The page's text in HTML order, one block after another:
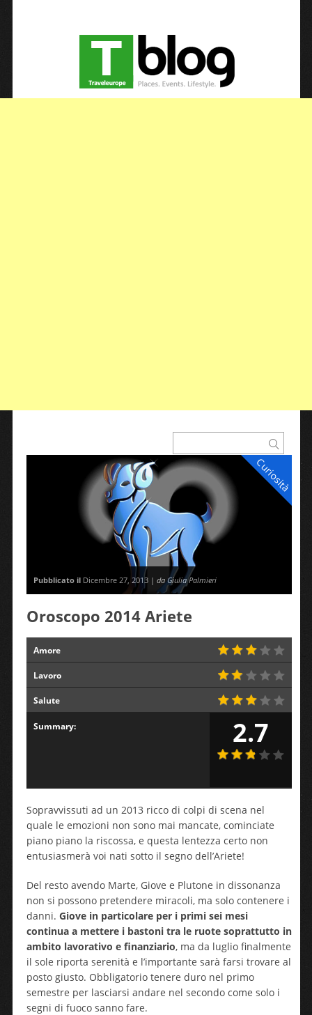
Curiosità
Pubblicato ilDicembre 27, 2013 | da Giulia Palmieri
Oroscopo 2014 Ariete
Amore
Lavoro
Salute
Summary: 2.7
Sopravvissuti ad un 2013 ricco di colpi di scena nel
quale le emozioni non sono mai mancate, cominciate
piano piano la riscossa, e questa lentezza certo non
entusiasmerà voi nati sotto il segno dell’Ariete!
Del resto avendo Marte, Giove e Plutone in dissonanza
non si possono pretendere miracoli, ma solo contenere i
danni. Giove in particolare per i primi sei mesi
continua a mettere i bastoni tra le ruote soprattutto in
ambito lavorativo e finanziario, ma da luglio finalmente
il sole riporta serenità e l’importante sarà farsi trovare al
posto giusto. Obbligatorio tenere duro nel primo
semestre per lasciarsi andare nel secondo come solo i
segni di fuoco sanno fare.